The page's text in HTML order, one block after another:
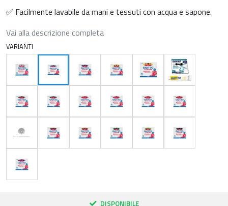
✅ Facilmente lavabile da mani e tessuti con acqua e sapone.
Vai alla descrizione completa
VARIANTI
DISPONIBILE